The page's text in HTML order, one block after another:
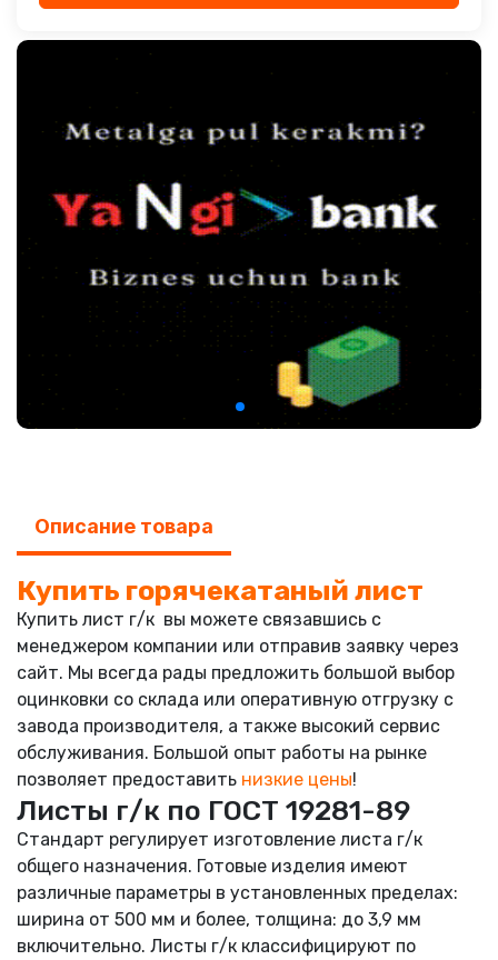
Описание товара
Купить горячекатаный лист
Купить лист г/к вы можете связавшись с
менеджером компании или отправив заявку через
сайт. Мы всегда рады предложить большой выбор
оцинковки со склада или оперативную отгрузку с
завода производителя, а также высокий сервис
обслуживания. Большой опыт работы на рынке
позволяет предоставить низкие цены!
Листы г/к по ГОСТ 19281-89
Стандарт регулирует изготовление листа г/к
общего назначения. Готовые изделия имеют
различные параметры в установленных пределах:
ширина от 500 мм и более, толщина: до 3,9 мм
включительно. Листы г/к классифицируют по